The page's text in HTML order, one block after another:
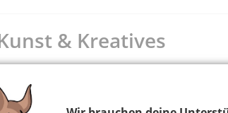
& Kreatives
keine Kleinanzeigen vohanden.